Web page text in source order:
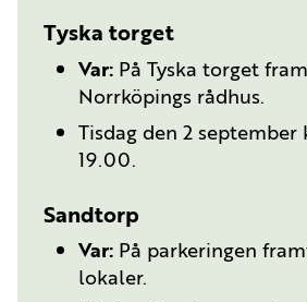
Tyska torget
Var: På Tyska torget
Norrköpings rådhus.
Tisdag den 2 september
19.00.
Sandtorp
Var: På parkeringen
lokaler.